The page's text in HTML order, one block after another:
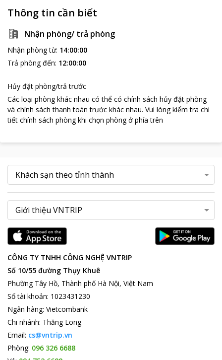
Thông tin cần biết
Nhận phòng/ trả phòng
Nhận phòng từ: 14:00:00
Trả phòng đến: 12:00:00
Hủy đặt phòng/trả trước
Các loại phòng khác nhau có thể có chính sách hủy đặt phòng
và chính sách thanh toán trước khác nhau. Vui lòng kiểm tra chi
tiết chính sách phòng khi chọn phòng ở phía trên
CÔNG TY TNHH CÔNG NGHỆ VNTRIP
Số 10/55 đường Thụy Khuê
Phường Tây Hồ, Thành phố Hà Nội, Việt Nam
Số tài khoản: 1023431230
Ngân hàng: Vietcombank
Chi nhánh: Thăng Long
Email: cs@vntrip.vn
Phòng: 096 326 6688